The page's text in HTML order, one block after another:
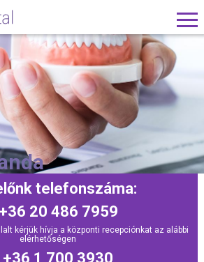
telefonszáma:
+36 20 486 7959
kérjük hívja a központi recepciónkat az alábbi
elérhetőségen
+36 1 700 3930